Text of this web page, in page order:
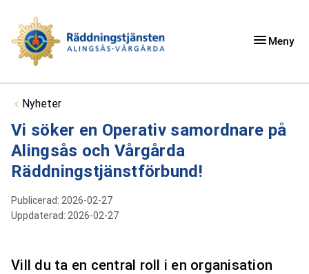
Meny
Du är här:
Nyheter
Vi söker en Operativ samordnare på
Alingsås och Vårgårda
Räddningstjänstförbund!
Publicerad: 2026-02-27
Uppdaterad: 2026-02-27
Vill du ta en central roll i en organisation